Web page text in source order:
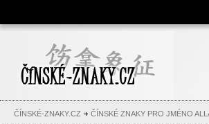
Čínské znaky, česko-čínský
slovník, abeceda, jména,
tetování
ČÍNSKÉ-ZNAKY.CZ ČÍNSKÉ ZNAKY PRO JMÉNO